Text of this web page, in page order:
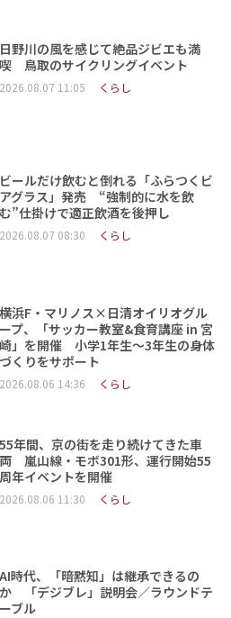
日野川の風を感じて絶品ジビエも満
喫 鳥取のサイクリングイベント
2026.08.07 11:05 くらし
ビールだけ飲むと倒れる「ふらつくビ
アグラス」発売 “強制的に水を飲
む”仕掛けで適正飲酒を後押し
2026.08.07 08:30 くらし
横浜F・マリノス×日清オイリオグル
ープ、「サッカー教室&食育講座 in 宮
崎」を開催 小学1年生～3年生の身体
づくりをサポート
2026.08.06 14:36 くらし
55年間、京の街を走り続けてきた車
両 嵐山線・モボ301形、運行開始55
周年イベントを開催
2026.08.06 11:30 くらし
AI時代、「暗黙知」は継承できるの
か 「デジブレ」説明会／ラウンドテ
ーブル